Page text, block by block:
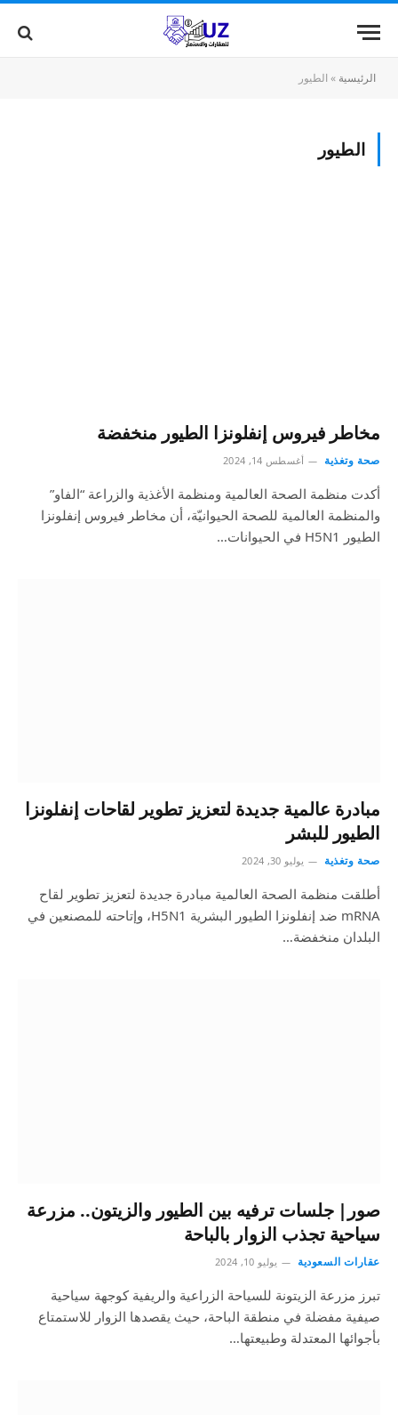
الرئيسية » الطيور
الطيور
مخاطر فيروس إنفلونزا الطيور منخفضة
صحة وتغذية أغسطس 14, 2024
أكدت منظمة الصحة العالمية ومنظمة الأغذية والزراعة “الفاو”
والمنظمة العالمية للصحة الحيوانيّة، أن مخاطر فيروس إنفلونزا
الطيور H5N1 في الحيوانات…
مبادرة عالمية جديدة لتعزيز تطوير لقاحات إنفلونزا
الطيور للبشر
صحة وتغذية يوليو 30, 2024
أطلقت منظمة الصحة العالمية مبادرة جديدة لتعزيز تطوير لقاح
mRNA ضد إنفلونزا الطيور البشرية H5N1، وإتاحته للمصنعين في
البلدان منخفضة…
صور| جلسات ترفيه بين الطيور والزيتون.. مزرعة
سياحية تجذب الزوار بالباحة
عقارات السعودية يوليو 10, 2024
تبرز مزرعة الزيتونة للسياحة الزراعية والريفية كوجهة سياحية
صيفية مفضلة في منطقة الباحة، حيث يقصدها الزوار للاستمتاع
بأجوائها المعتدلة وطبيعتها…